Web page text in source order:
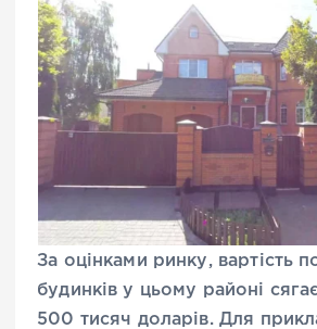
За оцінками ринку, вартість
будинків у цьому районі
500 тисяч доларів. Для